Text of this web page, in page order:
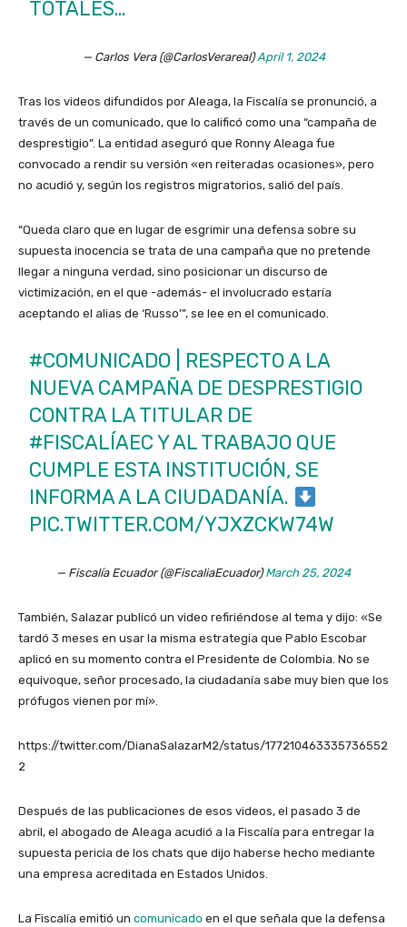
TOTALES…
— Carlos Vera (@CarlosVerareal)April 1, 2024
Tras los videos difundidos por Aleaga, la Fiscalía se pronunció, a
través de un comunicado, que lo calificó como una “campaña de
desprestigio”. La entidad aseguró que Ronny Aleaga fue
convocado a rendir su versión «en reiteradas ocasiones», pero
no acudió y, según los registros migratorios, salió del país.
“Queda claro que en lugar de esgrimir una defensa sobre su
supuesta inocencia se trata de una campaña que no pretende
llegar a ninguna verdad, sino posicionar un discurso de
victimización, en el que -además- el involucrado estaría
aceptando el alias de ‘Russo’”, se lee en el comunicado.
#COMUNICADO | RESPECTO A LA
NUEVA CAMPAÑA DE DESPRESTIGIO
CONTRA LA TITULAR DE
#FISCALÍAECY AL TRABAJO QUE
CUMPLE ESTA INSTITUCIÓN, SE
INFORMA A LA CIUDADANÍA.
PIC.TWITTER.COM/YJXZCKW74W
— Fiscalía Ecuador (@FiscaliaEcuador)March 25, 2024
También, Salazar publicó un video refiriéndose al tema y dijo: «Se
tardó 3 meses en usar la misma estrategia que Pablo Escobar
aplicó en su momento contra el Presidente de Colombia. No se
equivoque, señor procesado, la ciudadanía sabe muy bien que los
prófugos vienen por mí».
https://twitter.com/DianaSalazarM2/status/177210463335736552
2
Después de las publicaciones de esos videos, el pasado 3 de
abril, el abogado de Aleaga acudió a la Fiscalía para entregar la
supuesta pericia de los chats que dijo haberse hecho mediante
una empresa acreditada en Estados Unidos.
La Fiscalía emitió un comunicado en el que señala que la defensa